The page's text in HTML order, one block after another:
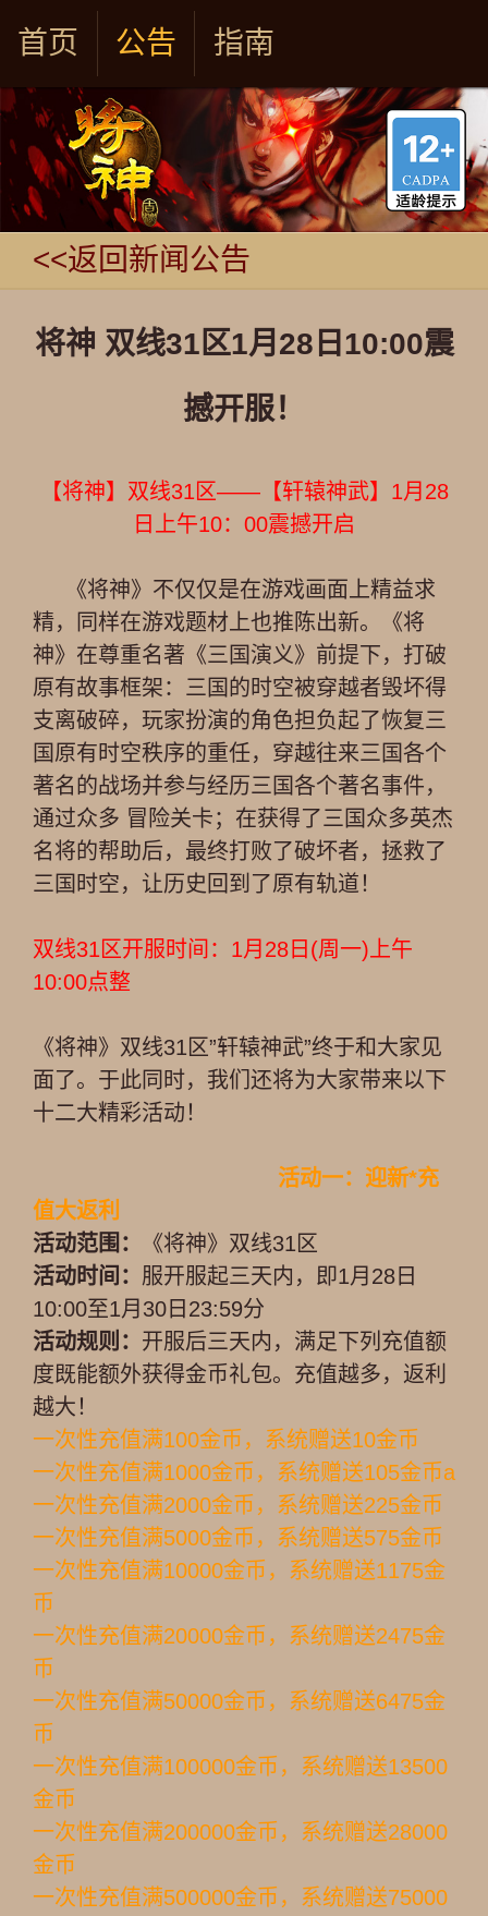
首页 公告 指南
<<返回新闻公告
将神 双线31区1月28日10:00震
撼开服！
【将神】双线31区——【轩辕神武】1月28
日上午10：00震撼开启
《将神》不仅仅是在游戏画面上精益求
精，同样在游戏题材上也推陈出新。《将
神》在尊重名著《三国演义》前提下，打破
原有故事框架：三国的时空被穿越者毁坏得
支离破碎，玩家扮演的角色担负起了恢复三
国原有时空秩序的重任，穿越往来三国各个
著名的战场并参与经历三国各个著名事件，
通过众多 冒险关卡；在获得了三国众多英杰
名将的帮助后，最终打败了破坏者，拯救了
三国时空，让历史回到了原有轨道！
双线31区开服时间：1月28日(周一)上午
10:00点整
《将神》双线31区”轩辕神武”终于和大家见
面了。于此同时，我们还将为大家带来以下
十二大精彩活动！
活动一： 迎新*充
值大返利
活动范围：
《将神》双线31区
活动时间： 服开服起三天内，即1月28日
10:00至1月30日23:59分
活动规则： 开服后三天内，满足下列充值额
度既能额外获得金币礼包。充值越多，返利
越大！
一次性充值满100金币，系统赠送10金币
一次性充值满1000金币，系统赠送105金币a
一次性充值满2000金币，系统赠送225金币
一次性充值满5000金币，系统赠送575金币
一次性充值满10000金币，系统赠送1175金
币
一次性充值满20000金币，系统赠送2475金
币
一次性充值满50000金币，系统赠送6475金
币
一次性充值满100000金币，系统赠送13500
金币
一次性充值满200000金币，系统赠送28000
金币
一次性充值满500000金币，系统赠送75000